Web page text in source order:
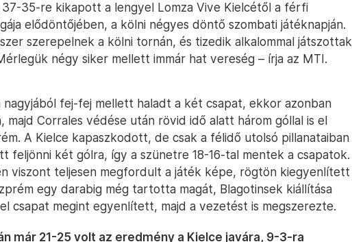
37-35-re kikapott a lengyel Lomza Vive Kielcétől a férfi
elődöntőjében, a kölni négyes döntő szombati játéknapján.
szerepelnek a kölni tornán, és tizedik alkalommal játszottak
négy siker mellett immár hat vereség – írja az MTI.
nagyjából fej-fej mellett haladt a két csapat, ekkor azonban
majd Corrales védése után rövid idő alatt három góllal is el
A Kielce kapaszkodott, de csak a félidő utolsó pillanataiban
feljönni két gólra, így a szünetre 18-16-tal mentek a csapatok.
viszont teljesen megfordult a játék képe, rögtön kiegyenlített
egy darabig még tartotta magát, Blagotinsek kiállítása
csapat megint egyenlített, majd a vezetést is megszerezte.
már 21-25 volt az eredmény a Kielce javára, 9-3-ra